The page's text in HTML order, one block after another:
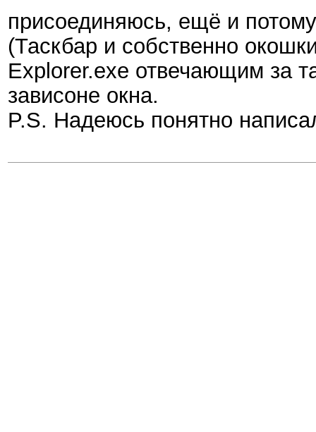
присоединяюсь, ещё и
(Таскбар и собственно
Explorer.exe отвечающим за
зависоне окна.
P.S. Надеюсь понятно